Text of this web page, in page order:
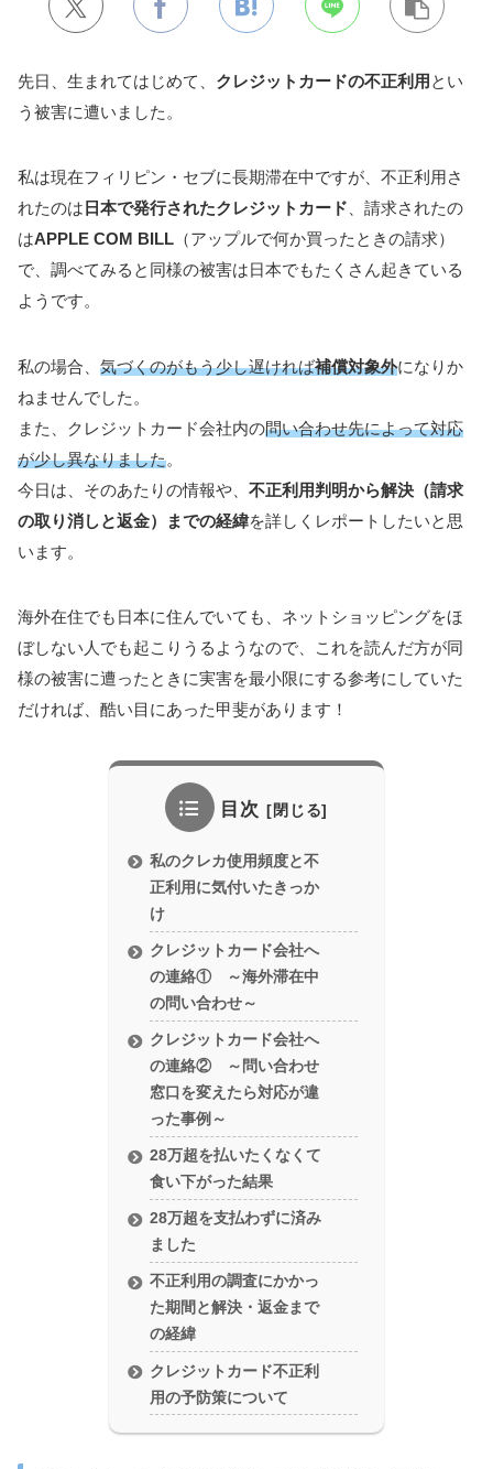
先日、生まれてはじめて、 クレジットカードの不正利用 とい
う被害に遭いました。
私は現在フィリピン・セブに長期滞在中ですが、不正利用さ
れたのは 日本で発行されたクレジットカード 、請求されたの
はAPPLE COM BILL （アップルで何か買ったときの請求）
で、調べてみると同様の被害は日本でもたくさん起きている
ようです。
私の場合、 気づくのがもう少し遅ければ補償対象外になりか
ねませんでした。
また、クレジットカード会社内の問い合わせ先によって対応
が少し異なりました。
今日は、そのあたりの情報や、 不正利用判明から解決（請求
の取り消しと返金）までの経緯を詳しくレポートしたいと思
います。
海外在住でも日本に住んでいても、ネットショッピングをほ
ぼしない人でも起こりうるようなので、これを読んだ方が同
様の被害に遭ったときに実害を最小限にする参考にしていた
だければ、酷い目にあった甲斐があります！
目次
私のクレカ使用頻度と不
正利用に気付いたきっか
け
クレジットカード会社へ
の連絡① ～海外滞在中
の問い合わせ～
クレジットカード会社へ
の連絡② ～問い合わせ
窓口を変えたら対応が違
った事例～
28万超を払いたくなくて
食い下がった結果
28万超を支払わずに済み
ました
不正利用の調査にかかっ
た期間と解決・返金まで
の経緯
クレジットカード不正利
用の予防策について